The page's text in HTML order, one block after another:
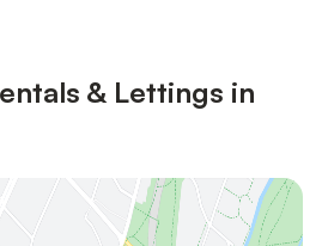
& Lettings in